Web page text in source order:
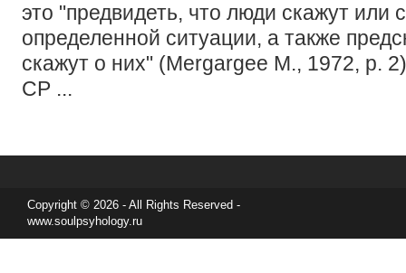
это "предвидеть, что люди скажут или
определенной ситуации, а также
скажут о них" (Mergargee M., 1972, р.
CP ...
Copyright © 2026 - All Rights Reserved -
www.soulpsyhology.ru